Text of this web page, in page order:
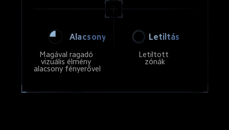
Alacsony
Magával ragadó
vizuális élmény
alacsony fényerővel
Letiltás
Letiltott
zónák